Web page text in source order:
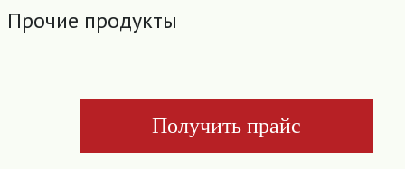
Прочие продукты
Получить прайс